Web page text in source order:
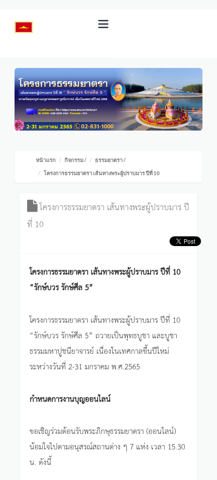
หน้าแรก กิจกรรม/ ธรรมยาตรา/
โครงการธรรมยาตรา เส้นทางพระผู้ปราบมาร ปีที่ 10
โครงการธรรมยาตรา เส้นทางพระผู้ปราบมาร ปี
ที่ 10
โครงการธรรมยาตรา เส้นทางพระผู้ปราบมาร ปีที่ 10
“รักษ์บวร รักษ์ศีล 5”
โครงการธรรมยาตรา เส้นทางพระผู้ปราบมาร ปีที่ 10
“รักษ์บวร รักษ์ศีล 5” ถวายเป็นพุทธบูชา และบูชา
ธรรมมหาปูชนียาจารย์ เนื่องในเทศกาลขึ้นปีใหม่
ระหว่างวันที่ 2-31 มกราคม พ.ศ.2565
กำหนดการงานบุญออนไลน์
ขอเชิญร่วมต้อนรับพระภิกษุธรรมยาตรา (ออนไลน์)
น้อมใจไปตามอนุสรณ์สถานต่าง ๆ 7 แห่ง เวลา 15.30
น. ดังนี้